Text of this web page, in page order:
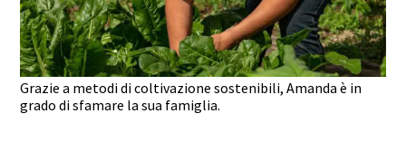
Grazie a metodi di coltivazione sostenibili, Amanda è in
grado di sfamare la sua famiglia.